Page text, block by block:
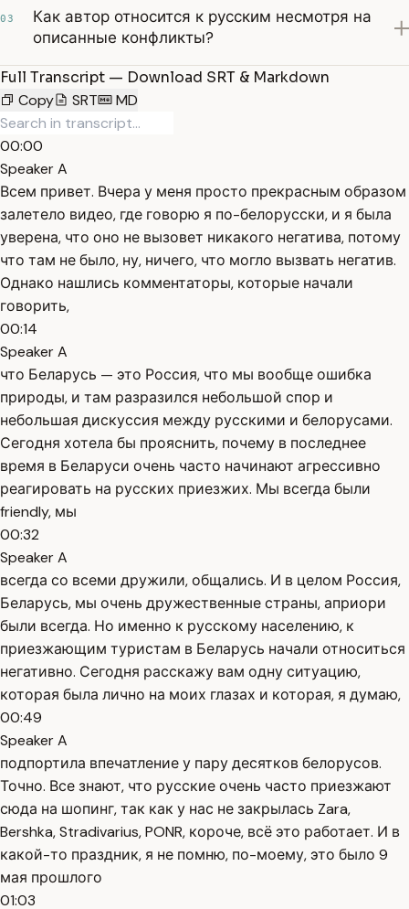
03
Как автор относится к русским несмотря на
описанные конфликты?
Full Transcript — Download SRT & Markdown
Copy
SRT MD
00:00
Speaker A
Всем привет. Вчера у меня просто прекрасным образом
залетело видео, где говорю я по-белорусски, и я была
уверена, что оно не вызовет никакого негатива, потому
что там не было, ну, ничего, что могло вызвать негатив.
Однако нашлись комментаторы, которые начали
говорить,
00:14
Speaker A
что Беларусь — это Россия, что мы вообще ошибка
природы, и там разразился небольшой спор и
небольшая дискуссия между русскими и белорусами.
Сегодня хотела бы прояснить, почему в последнее
время в Беларуси очень часто начинают агрессивно
реагировать на русских приезжих. Мы всегда были
friendly, мы
00:32
Speaker A
всегда со всеми дружили, общались. И в целом Россия,
Беларусь, мы очень дружественные страны, априори
были всегда. Но именно к русскому населению, к
приезжающим туристам в Беларусь начали относиться
негативно. Сегодня расскажу вам одну ситуацию,
которая была лично на моих глазах и которая, я думаю,
00:49
Speaker A
подпортила впечатление у пару десятков белорусов.
Точно. Все знают, что русские очень часто приезжают
сюда на шопинг, так как у нас не закрылась Zara,
Bershka, Stradivarius, PONR, короче, всё это работает. И в
какой-то праздник, я не помню, по-моему, это было 9
мая прошлого
01:03